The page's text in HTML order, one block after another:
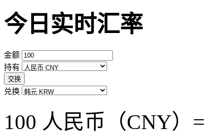
今日实时汇率
金额
持有
交换
兑换
100 人民币（CNY）=